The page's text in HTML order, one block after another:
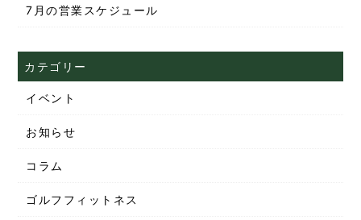
7月の営業スケジュール
カテゴリー
イベント
お知らせ
コラム
ゴルフフィットネス